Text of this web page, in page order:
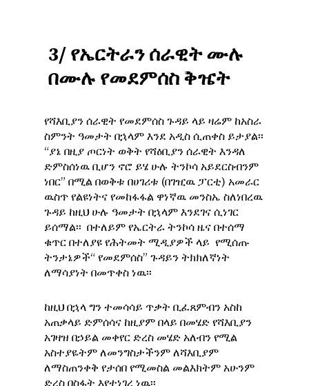
3/ የኤርትራን ሰራዊት ሙሉ
በሙሉ የመደምሰስ ቅዤት
የሻእቢያን ሰራዊት የመደምሰስ ጉዳይ ላይ ዛሬም ከአስራ
ስምንት ዓመታት በኋላም እንደ አዲስ ሲጠቀስ ይታያል፡፡
“ያኔ በዚያ ጦርነት ወቅት የሻዕቢያን ሰራዊት እንዳለ
ድምስሰነዉ ቢሆን ኖሮ ይሄ ሁሉ ትንኮሳ አይደርስብንም
ነበር” በሚል በወቅቱ በሀገሪቱ (በገዢዉ ፓርቲ) አመራር
ዉስጥ የልዩነትና የመከፋፋል ዋነኛዉ መንስኤ ስለነበረዉ
ጉዳይ ከዚህ ሁሉ ዓመታት በኋላም እንደገና ሲነገር
ይሰማል፡፡ በተለይም የኤርትራ ትንኮሳ ዜና በተሰማ
ቁጥር በተለያዩ የሕትመት ሚዲያዎች ላይ የሚሰጡ
ትንታኔዎች“ የመደምሰስ” ጉዳይን ትክክለኛነት
ለማሳያነት በመጥቀስ ነዉ፡፡
ከዚህ በኋላ ግን ተመሳሳይ ጥቃት ቢፈጸምብን አስከ
አጠቃላይ ድምሰሳና ከዚያም በላይ በመሄድ የሻእቢያን
አገዛዝ በኃይል መቀየር ድረስ መሄድ አለብን የሚል
አስተያዬትም ለመንግስታችንም ለሻእቢያም
ለማስጠንቀቅ የታሰበ የሚመስል መልእክትም አሁንም
ድረስ በስፋት እየተነገረ ነዉ፡፡